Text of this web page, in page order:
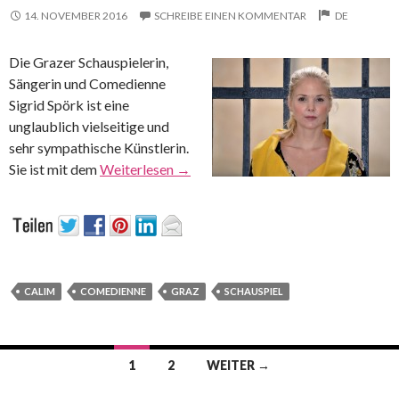
14. NOVEMBER 2016 SCHREIBE EINEN KOMMENTAR DE
Die Grazer Schauspielerin,
Sängerin und Comedienne
Sigrid Spörk ist eine
unglaublich vielseitige und
sehr sympathische Künstlerin.
Sie ist mit demWeiterlesen →
CALIM COMEDIENNE GRAZ SCHAUSPIEL
1 2 WEITER →